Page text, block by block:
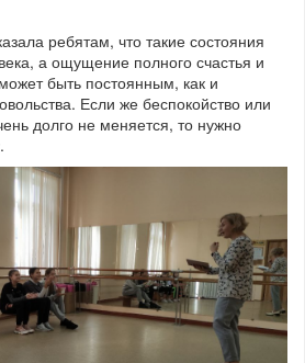
ребятам, что такие состояния
а ощущение полного счастья и
быть постоянным, как и
Если же беспокойство или
долго не меняется, то нужно